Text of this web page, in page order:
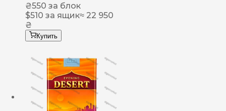
₴550 за блок
$510 за ящик≈ 22 950
₴
Купить